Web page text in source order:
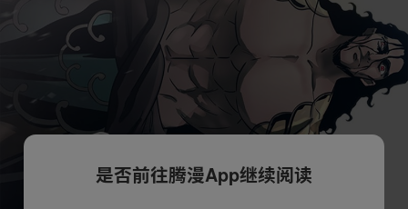
是否前往腾漫App继续阅读